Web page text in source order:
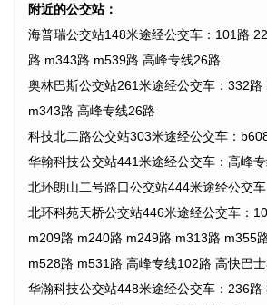
附近的公交站：
海普瑞公交站148米途经公交车：101路
路 m343路 m539路 高峰专线26路
奥林巴斯公交站261米途经公交车：332路
m343路 高峰专线26路
科技北二路公交站303米途经公交车：
华翰科技公交站441米途经公交车：高峰
北环朗山二号路口公交站444米途经公交
北环科苑天桥公交站446米途经公交车：
m209路 m240路 m249路 m313路 m355
m528路 m531路 高峰专线102路 高快巴
华瀚科技公交站448米途经公交车：236路